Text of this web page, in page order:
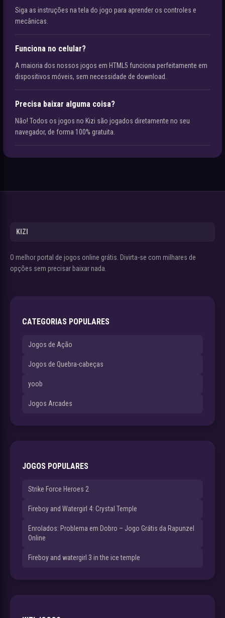
Siga as instruções na tela do jogo para aprender os controles e
mecânicas.
Funciona no celular?
A maioria dos nossos jogos em HTML5 funciona perfeitamente em
dispositivos móveis, sem necessidade de download.
Precisa baixar alguma coisa?
Não! Todos os jogos no Kizi são jogados diretamente no seu
navegador, de forma 100% gratuita.
KIZI
O melhor portal de jogos online grátis. Divirta-se com milhares de
opções sem precisar baixar nada.
CATEGORIAS POPULARES
Jogos de Ação
Jogos de Quebra-cabeças
yoob
Jogos Arcades
JOGOS POPULARES
Strike Force Heroes 2
Fireboy and Watergirl 4: Crystal Temple
Enrolados: Problema em Dobro – Jogo Grátis da Rapunzel
Online
Fireboy and watergirl 3 in the ice temple